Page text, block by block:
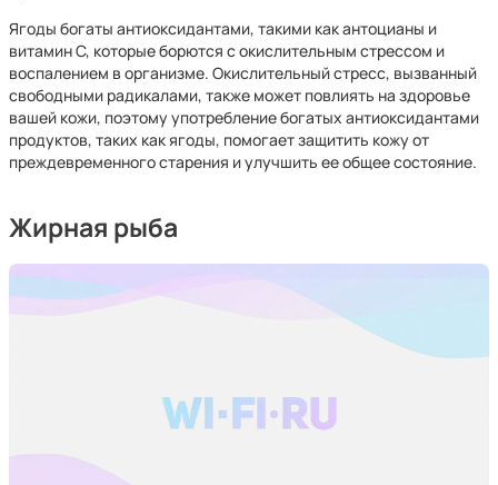
Ягоды богаты антиоксидантами, такими как антоцианы и
витамин С, которые борются с окислительным стрессом и
воспалением в организме. Окислительный стресс, вызванный
свободными радикалами, также может повлиять на здоровье
вашей кожи, поэтому употребление богатых антиоксидантами
продуктов, таких как ягоды, помогает защитить кожу от
преждевременного старения и улучшить ее общее состояние.
Жирная рыба